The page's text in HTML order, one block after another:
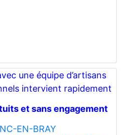
une équipe d’artisans
intervient rapidement
et sans engagement
EN-BRAY